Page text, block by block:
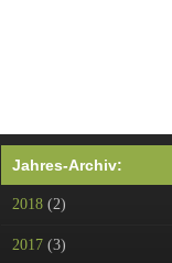
Jahres-Archiv:
2018 (2)
2017 (3)